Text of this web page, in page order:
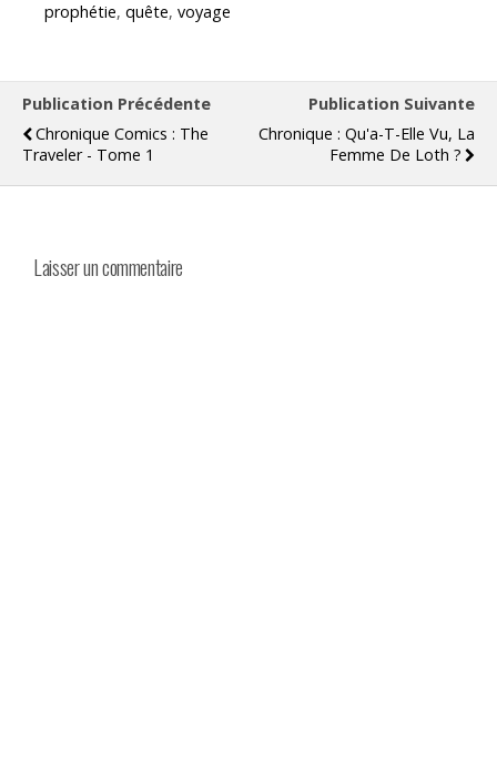
prophétie, quête, voyage
Publication Précédente
Chronique Comics : The
Traveler - Tome 1
Publication Suivante
Chronique : Qu'a-T-Elle Vu, La
Femme De Loth ?
Laisser un commentaire